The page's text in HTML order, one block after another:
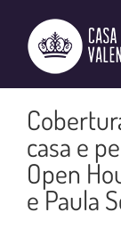
conteúdo
casa e
Open
e Paula